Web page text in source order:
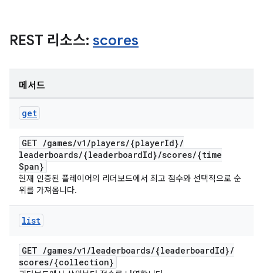
REST 리소스: scores
메서드
get
GET /games/v1 /players/{playerId}/
leaderboards/{leaderboardId}/scores/{time
Span}
현재 인증된 플레이어의 리더보드에서 최고 점수와 선택적으로 순
위를 가져옵니다.
list
GET /games/v1 /leaderboards/{leaderboardId}/
scores/{collection}